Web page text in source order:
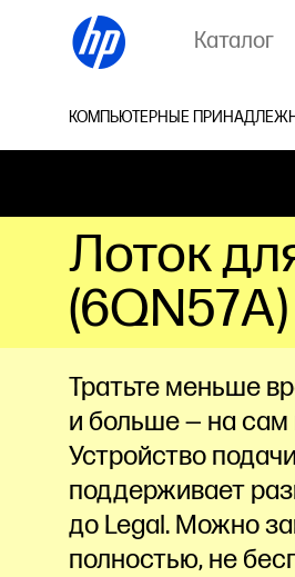
Каталог
КОМПЬЮТЕРНЫЕ
Лоток
(6QN57A)
Тратьте меньше
и больше — на сам
Устройство
поддерживает
до Legal. Можно
полностью, не